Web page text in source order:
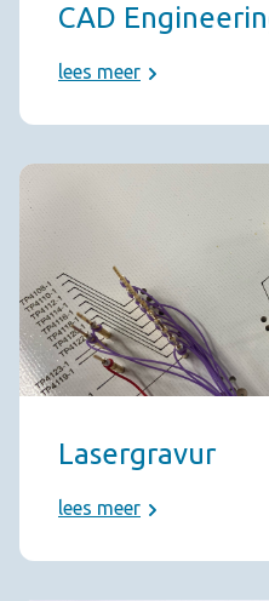
CAD
lees meer
Lasergravur
lees meer